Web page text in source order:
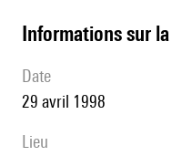
informations sur
date
29 avril 1998
lieu